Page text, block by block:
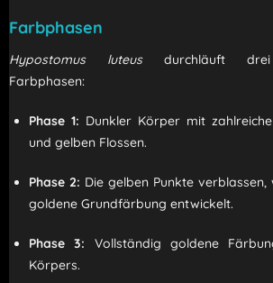
Farbphasen
Hypostomus luteusdurchläuft drei
Farbphasen:
Phase 1: Dunkler Körper mit
und gelben Flossen.
Phase 2: Die gelben Punkte
goldene Grundfärbung entwickelt.
Phase 3:
Vollständig goldene
Körpers.